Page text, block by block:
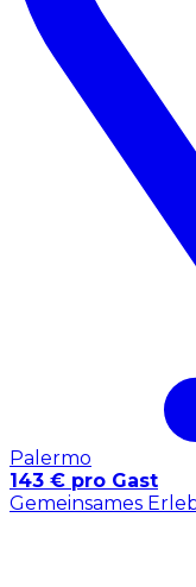
Palermo
143 € pro Gast
Gemeinsames